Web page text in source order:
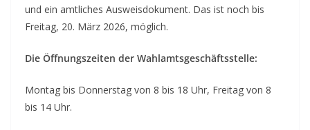
und ein amtliches Ausweisdokument. Das ist noch bis
Freitag, 20. März 2026, möglich.
Die Öffnungszeiten der Wahlamtsgeschäftsstelle:
Montag bis Donnerstag von 8 bis 18 Uhr, Freitag von 8
bis 14 Uhr.